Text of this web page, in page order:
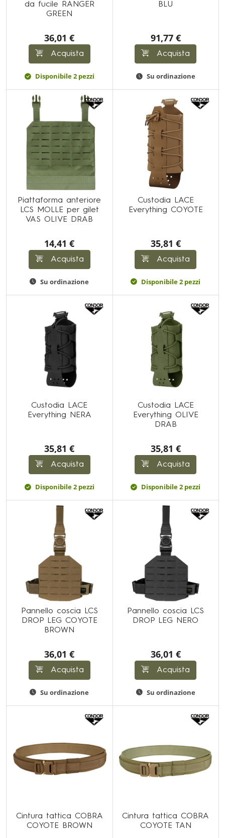
da fucile RANGER
GREEN
36,01 €
Acquista
Disponibile 2 pezzi
BLU
91,77 €
Acquista
Su ordinazione
Piattaforma anteriore
LCS MOLLE per gilet
VAS OLIVE DRAB
14,41 €
Acquista
Su ordinazione
Custodia LACE
Everything COYOTE
35,81 €
Acquista
Disponibile 2 pezzi
Custodia LACE
Everything NERA
35,81 €
Acquista
Disponibile 2 pezzi
Custodia LACE
Everything OLIVE
DRAB
35,81 €
Acquista
Disponibile 2 pezzi
Pannello coscia LCS
DROP LEG COYOTE
BROWN
36,01 €
Acquista
Su ordinazione
Pannello coscia LCS
DROP LEG NERO
36,01 €
Acquista
Su ordinazione
Cintura tattica COBRA
COYOTE BROWN
Cintura tattica COBRA
COYOTE TAN